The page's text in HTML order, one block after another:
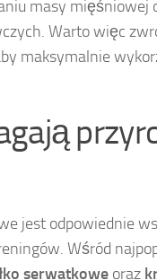
masy mięśniowej
Warto więc
maksymalnie
jest odpowiednie
Wśród
serwatkowe oraz